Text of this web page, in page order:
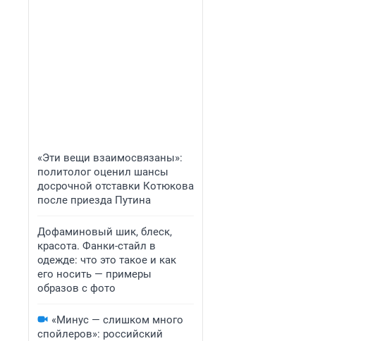
«Эти вещи взаимосвязаны»:
политолог оценил шансы
досрочной отставки Котюкова
после приезда Путина
Дофаминовый шик, блеск,
красота. Фанки-стайл в
одежде: что это такое и как
его носить — примеры
образов с фото
«Минус — слишком много
спойлеров»: российский